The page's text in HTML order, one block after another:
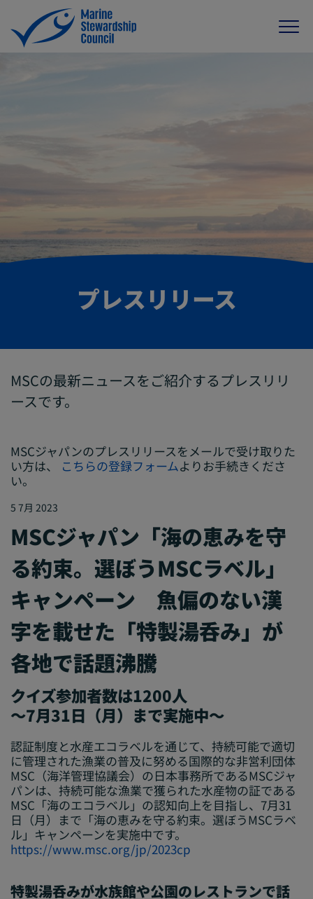
プレスリリース
MSCの最新ニュースをご紹介するプレスリリ
ースです。
MSCジャパンのプレスリリースをメールで受け取りた
い方は、
こちらの登録フォームよりお手続きくださ
い。
5 7月 2023
MSCジャパン「海の恵みを守
る約束。選ぼうMSCラベル」
キャンペーン 魚偏のない漢
字を載せた「特製湯呑み」が
各地で話題沸騰
クイズ参加者数は1200人
～7月31日（月）まで実施中～
認証制度と水産エコラベルを通じて、持続可能で適切
に管理された漁業の普及に努める国際的な非営利団体
MSC（海洋管理協議会）の日本事務所であるMSCジャ
パンは、持続可能な漁業で獲られた水産物の証である
MSC「海のエコラベル」の認知向上を目指し、7月31
日（月）まで 「海の恵みを守る約束。選ぼうMSCラベ
ル」キャンペーンを実施中です。
https://www.msc.org/jp/2023cp
特製湯呑みが水族館や公園のレストランで話